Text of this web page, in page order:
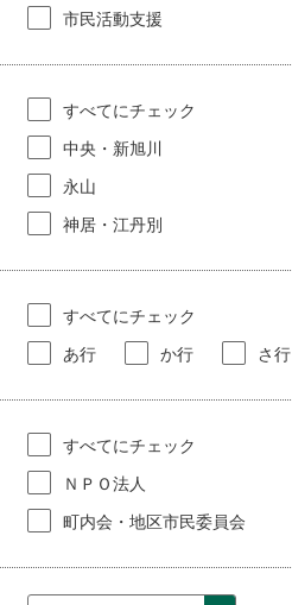
市民活動支援
すべてにチェック
中央・新旭川
永山
神居・江丹別
すべてにチェック
あ行
か行 さ行
すべてにチェック
ＮＰＯ法人
町内会・地区市民委員会